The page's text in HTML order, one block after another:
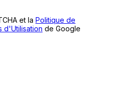
et la Politique de
d'Utilisation de Google